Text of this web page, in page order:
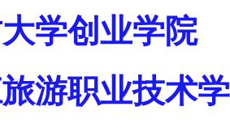
学创业学院
游职业技术